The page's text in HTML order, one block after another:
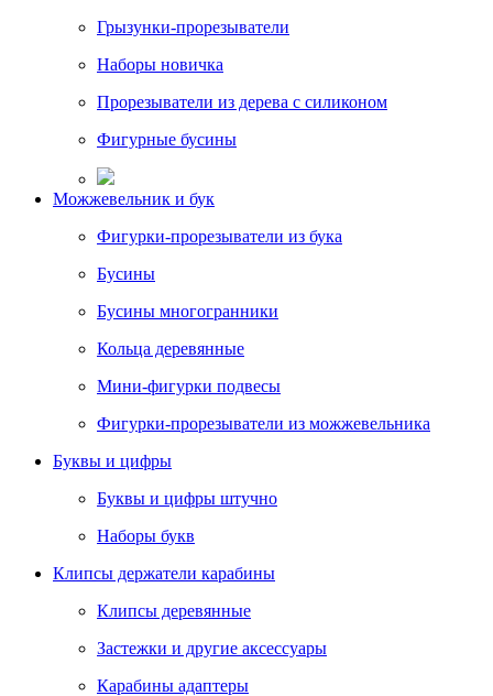
Грызунки-прорезыватели
Наборы новичка
Прорезыватели из дерева с силиконом
Фигурные бусины
Можжевельник и бук
Фигурки-прорезыватели из бука
Бусины
Бусины многогранники
Кольца деревянные
Мини-фигурки подвесы
Фигурки-прорезыватели из можжевельника
Буквы и цифры
Буквы и цифры штучно
Наборы букв
Клипсы держатели карабины
Клипсы деревянные
Застежки и другие аксессуары
Карабины адаптеры